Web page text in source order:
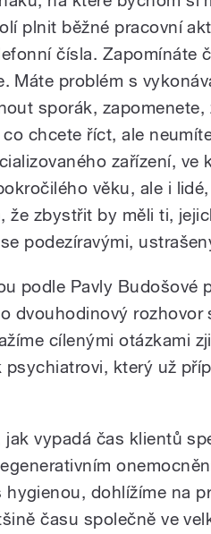
plnit běžné pracovní
čísla. Zapomínáte
Máte problém s
sporák, zapomenete,
chcete říct, ale
zařízení, ve
věku, ale i
že zbystřit by měli ti,
podezíravými,
podle Pavly Budošové
dvouhodinový rozhovor
cílenými otázkami
který už
vypadá čas klientů
hygienou, dohlížíme na
času společně ve